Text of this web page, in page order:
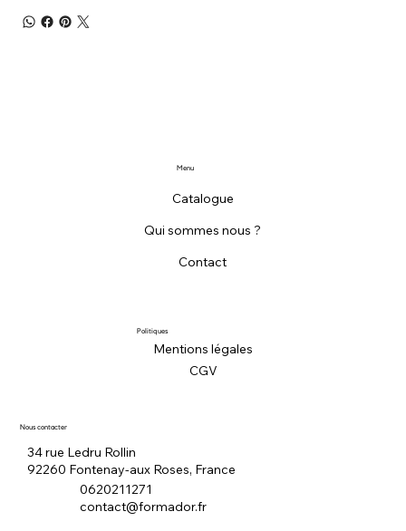
Politiques
Mentions légales
CGV
Nous contacter
34 rue Ledru Rollin
92260 Fontenay-aux Roses, France
0620211271
contact@formador.fr
Catalogue
Qui sommes nous ?
Contact
Menu